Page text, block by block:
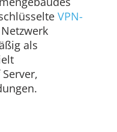
VPN-
als